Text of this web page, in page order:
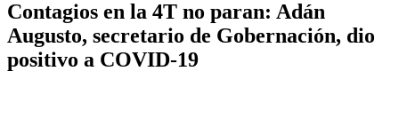
Contagios en la 4T no paran: Adán
Augusto, secretario de Gobernación, dio
positivo a COVID-19